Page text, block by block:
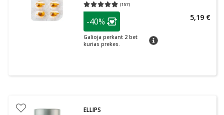
(157)
Vidutinis įvertinimas 4.87
patarimas
Lojalumo klubo narių nuolaida
-40%
Galioja perkant 2 bet
kurias prekes.
patarimas
5,19 €
ELLIPS